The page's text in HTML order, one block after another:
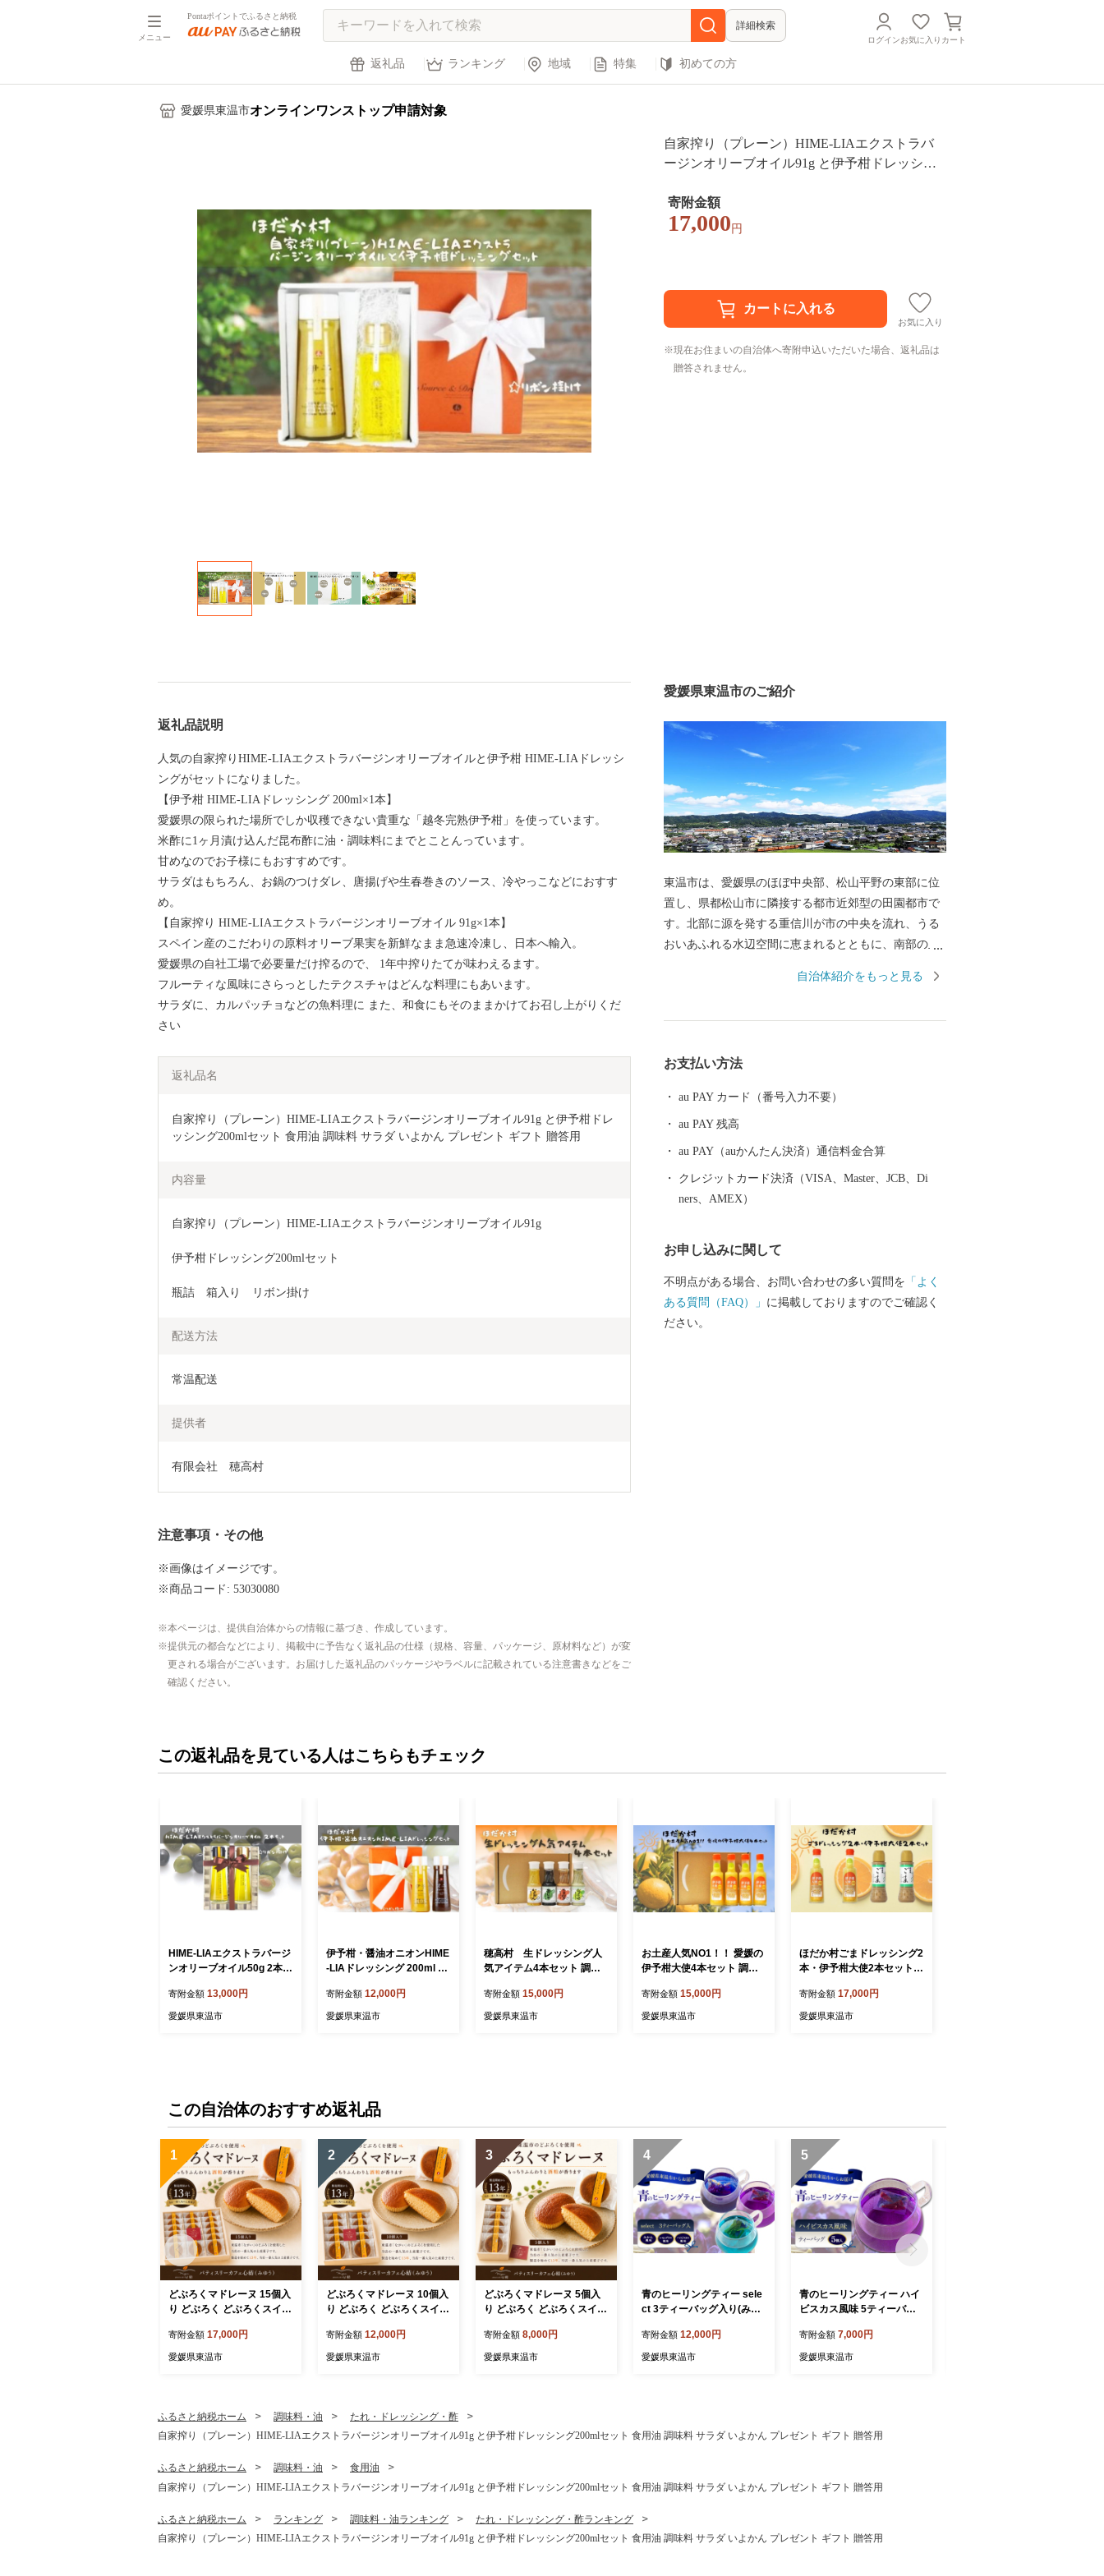
メニュー
Pontaポイントでふるさと納税
詳細検索
ログインお気に入り カート
返礼品 ランキング 地域 特集 初めての方
愛媛県東温市オンラインワンストップ申請対象
自家搾り（プレーン）HIME-LIAエクストラバ
ージンオリーブオイル91g と伊予柑ドレッシン
プレゼント ギフト 贈答用
寄附金額
17,000 円
お気に入り
現在お住まいの自治体へ寄附申込いただいた場合、返礼品は
贈答されません。
返礼品説明
人気の自家搾りHIME-LIAエクストラバージンオリーブオイルと伊予柑 HIME-LIAドレッシ
ングがセットになりました。
【伊予柑 HIME-LIAドレッシング 200ml×1本】
愛媛県の限られた場所でしか収穫できない貴重な「越冬完熟伊予柑」を使っています。
米酢に1ヶ月漬け込んだ昆布酢に油・調味料にまでとことんっています。
甘めなのでお子様にもおすすめです。
サラダはもちろん、お鍋のつけダレ、唐揚げや生春巻きのソース、冷やっこなどにおすす
め。
【自家搾り HIME-LIAエクストラバージンオリーブオイル 91g×1本】
スペイン産のこだわりの原料オリーブ果実を新鮮なまま急速冷凍し、日本へ輸入。
愛媛県の自社工場で必要量だけ搾るので、 1年中搾りたてが味わえるます。
フルーティな風味にさらっとしたテクスチャはどんな料理にもあいます。
サラダに、カルパッチョなどの魚料理に また、和食にもそのままかけてお召し上がりくだ
さい
返礼品名
自家搾り（プレーン）HIME-LIAエクストラバージンオリーブオイル91g と伊予柑ドレ
ッシング200mlセット 食用油 調味料 サラダ いよかん プレゼント ギフト 贈答用
内容量
自家搾り（プレーン）HIME-LIAエクストラバージンオリーブオイル91g
伊予柑ドレッシング200mlセット
瓶詰　箱入り　リボン掛け
配送方法
常温配送
提供者
有限会社　穂高村
注意事項・その他
※画像はイメージです。
※商品コード: 53030080
本ページは、提供自治体からの情報に基づき、作成しています。
提供元の都合などにより、掲載中に予告なく返礼品の仕様（規格、容量、パッケージ、原材料など）が変
更される場合がございます。お届けした返礼品のパッケージやラベルに記載されている注意書きなどをご
確認ください。
愛媛県東温市のご紹介
東温市は、愛媛県のほぼ中央部、松山平野の東部に位
置し、県都松山市に隣接する都市近郊型の田園都市で
す。北部に源を発する重信川が市の中央を流れ、うる
おいあふれる水辺空間に恵まれるとともに、南部の皿
り、棚田や渓谷を有する里山が自然美を形成していま
も数多く保存されているなど、芸術・文化・歴史が息
づくアートのまちとしても近年注目されております。
自治体紹介をもっと見る
お支払い方法
au PAY カード（番号入力不要）
au PAY 残高
au PAY（auかんたん決済）通信料金合算
クレジットカード決済（VISA、Master、JCB、Di
ners、AMEX）
お申し込みに関して
不明点がある場合、お問い合わせの多い質問を 「よく
ある質問（FAQ）」 に掲載しておりますのでご確認く
ださい。
この返礼品を見ている人はこちらもチェック
HIME-LIAエクストラバージ
ンオリーブオイル50g 2本セ
ン）＆イヨカンフレーバー
食用油 油 いよかん 伊予柑
寄附金額 13,000円
愛媛県東温市
伊予柑・醤油オニオンHIME
-LIAドレッシング 200ml 2
よかん たまねぎ 愛媛産
寄附金額 12,000円
愛媛県東温市
穂高村 生ドレッシング人
気アイテム4本セット 調味
青じそ 玉ねぎ オニオン ジ
ェノベーゼ 詰め合わせ
寄附金額 15,000円
愛媛県東温市
お土産人気NO1！！ 愛媛の
伊予柑大使4本セット 調味
よかん 愛媛産 カルパッチョ
寄附金額 15,000円
愛媛県東温市
ほだか村ごまドレッシング2
本・伊予柑大使2本セット
媛産 カルパッチョ ゴマ し
ゃぶしゃぶ そうめん 和え物
寄附金額 17,000円
愛媛県東温市
この自治体のおすすめ返礼品
1
どぶろくマドレーヌ 15個入
り どぶろく どぶろくスイー
菓子 個包装 おやつ ギフト
手土産 愛媛県 東温市 ふる
寄附金額 17,000円
愛媛県東温市
2
どぶろくマドレーヌ 10個入
り どぶろく どぶろくスイー
菓子 個包装 おやつ ギフト
手土産 愛媛県 東温市 ふる
寄附金額 12,000円
愛媛県東温市
3
どぶろくマドレーヌ 5個入
り どぶろく どぶろくスイー
菓子 個包装 おやつ ギフト
手土産 愛媛県 東温市 ふる
寄附金額 8,000円
愛媛県東温市
4
青のヒーリングティー sele
ct 3ティーバッグ入り(みか
味・ハイビスカス風味) ハー
ブティー バタフライピー ノ
寄附金額 12,000円
愛媛県東温市
5
青のヒーリングティー ハイ
ビスカス風味 5ティーバッ
ライピー ノンカフェイン テ
ィーバッグ 愛媛県 東温 ギ
寄附金額 7,000円
愛媛県東温市
ふるさと納税ホーム 調味料・油
たれ・ドレッシング・酢
自家搾り（プレーン）HIME-LIAエクストラバージンオリーブオイル91g と伊予柑ドレッシング200mlセット 食用油 調味料 サラダ いよかん プレゼント ギフト 贈答用
ふるさと納税ホーム 調味料・油
食用油
自家搾り（プレーン）HIME-LIAエクストラバージンオリーブオイル91g と伊予柑ドレッシング200mlセット 食用油 調味料 サラダ いよかん プレゼント ギフト 贈答用
ふるさと納税ホーム ランキング 調味料・油ランキング
たれ・ドレッシング・酢ランキング
自家搾り（プレーン）HIME-LIAエクストラバージンオリーブオイル91g と伊予柑ドレッシング200mlセット 食用油 調味料 サラダ いよかん プレゼント ギフト 贈答用